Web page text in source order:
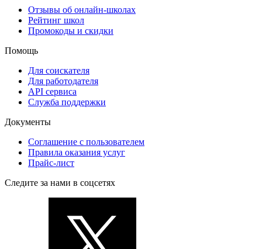
Отзывы об онлайн-школах
Рейтинг школ
Промокоды и скидки
Помощь
Для соискателя
Для работодателя
API сервиса
Служба поддержки
Документы
Соглашение с пользователем
Правила оказания услуг
Прайс-лист
Следите за нами в соцсетях